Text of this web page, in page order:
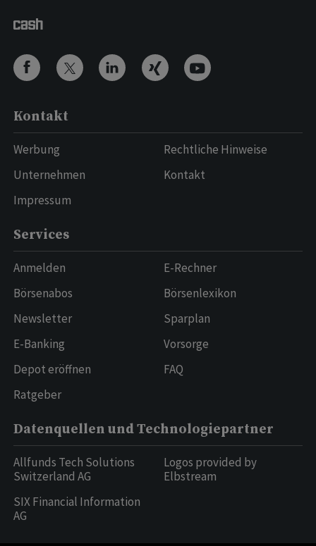
Kontakt
Werbung
Unternehmen
Impressum
Rechtliche Hinweise
Kontakt
Services
Anmelden
Börsenabos
Newsletter
E-Banking
Depot eröffnen
Ratgeber
E-Rechner
Börsenlexikon
Sparplan
Vorsorge
FAQ
Datenquellen und Technologiepartner
Allfunds Tech Solutions
Switzerland AG
SIX Financial Information
AG
Logos provided by
Elbstream